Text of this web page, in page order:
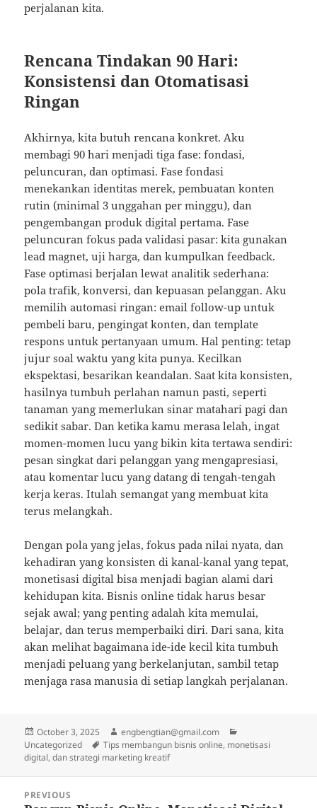
perjalanan kita.
Rencana Tindakan 90 Hari:
Konsistensi dan Otomatisasi
Ringan
Akhirnya, kita butuh rencana konkret. Aku
membagi 90 hari menjadi tiga fase: fondasi,
peluncuran, dan optimasi. Fase fondasi
menekankan identitas merek, pembuatan konten
rutin (minimal 3 unggahan per minggu), dan
pengembangan produk digital pertama. Fase
peluncuran fokus pada validasi pasar: kita gunakan
lead magnet, uji harga, dan kumpulkan feedback.
Fase optimasi berjalan lewat analitik sederhana:
pola trafik, konversi, dan kepuasan pelanggan. Aku
memilih automasi ringan: email follow-up untuk
pembeli baru, pengingat konten, dan template
respons untuk pertanyaan umum. Hal penting: tetap
jujur soal waktu yang kita punya. Kecilkan
ekspektasi, besarikan keandalan. Saat kita konsisten,
hasilnya tumbuh perlahan namun pasti, seperti
tanaman yang memerlukan sinar matahari pagi dan
sedikit sabar. Dan ketika kamu merasa lelah, ingat
momen-momen lucu yang bikin kita tertawa sendiri:
pesan singkat dari pelanggan yang mengapresiasi,
atau komentar lucu yang datang di tengah-tengah
kerja keras. Itulah semangat yang membuat kita
terus melangkah.
Dengan pola yang jelas, fokus pada nilai nyata, dan
kehadiran yang konsisten di kanal-kanal yang tepat,
monetisasi digital bisa menjadi bagian alami dari
kehidupan kita. Bisnis online tidak harus besar
sejak awal; yang penting adalah kita memulai,
belajar, dan terus memperbaiki diri. Dari sana, kita
akan melihat bagaimana ide-ide kecil kita tumbuh
menjadi peluang yang berkelanjutan, sambil tetap
menjaga rasa manusia di setiap langkah perjalanan.
Posted
on
October 3, 2025 Author
engbengtian@gmail.com
Uncategorized
Tags
Tips membangun bisnis online, monetisasi
digital, dan strategi marketing kreatif
navigation
PREVIOUS